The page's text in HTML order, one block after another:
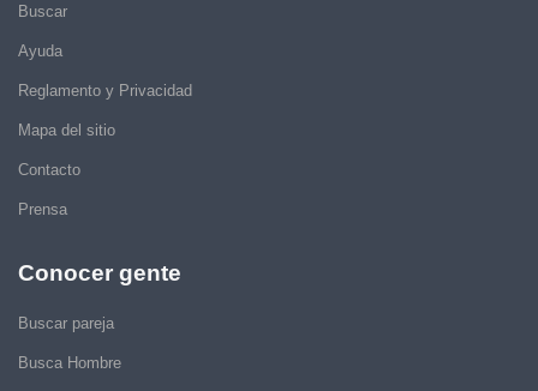
Buscar
Ayuda
Reglamento y Privacidad
Mapa del sitio
Contacto
Prensa
Conocer gente
Buscar pareja
Busca Hombre